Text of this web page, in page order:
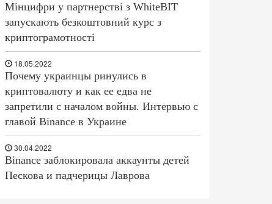
Мінцифри у партнерстві з WhiteBIT
запускають безкоштовний курс з
криптограмотності
18.05.2022
Почему украинцы ринулись в
криптовалюту и как ее едва не
запретили с началом войны. Интервью с
главой Binance в Украине
30.04.2022
Binance заблокировала аккаунты детей
Пескова и падчерицы Лаврова